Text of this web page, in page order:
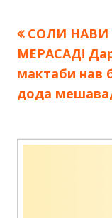
по
записям
запись:
СОЛИ НАВИ
МЕРАСАД!
мактаби нав
дода